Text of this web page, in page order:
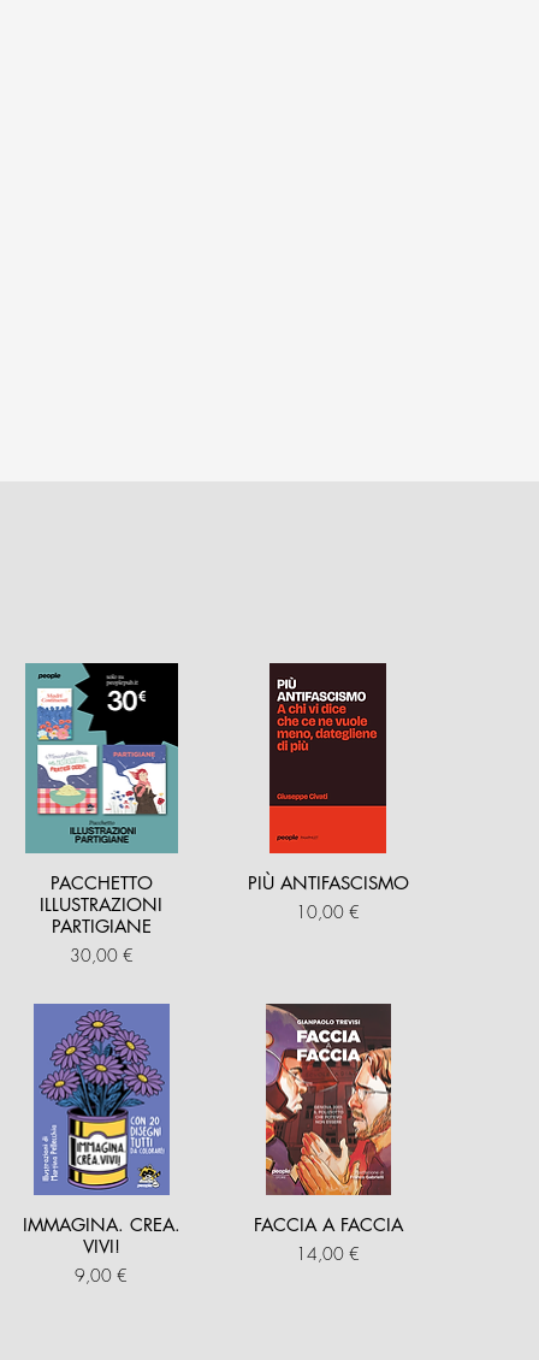
PACCHETTO
ILLUSTRAZIONI
PARTIGIANE
Prezzo
30,00 €
PIÙ ANTIFASCISMO
Prezzo
10,00 €
IMMAGINA. CREA.
VIVI!
Prezzo
9,00 €
FACCIA A FACCIA
Prezzo
14,00 €